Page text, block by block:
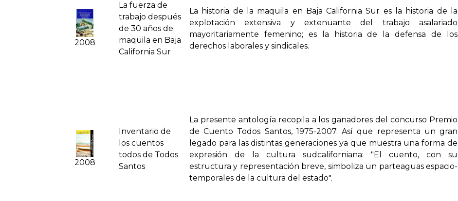
2008
La fuerza de
trabajo después
de 30 años de
maquila en Baja
California Sur
La historia de la maquila en Baja California Sur es la historia de la
explotación extensiva y extenuante del trabajo asalariado
mayoritariamente femenino; es la historia de la defensa de los
derechos laborales y sindicales.
2008
Inventario de
los cuentos
todos de Todos
Santos
La presente antología recopila a los ganadores del concurso Premio
de Cuento Todos Santos, 1975-2007. Así que representa un gran
legado para las distintas generaciones ya que muestra una forma de
expresión de la cultura sudcaliforniana: "El cuento, con su
estructura y representación breve, simboliza un parteaguas espacio-
temporales de la cultura del estado".